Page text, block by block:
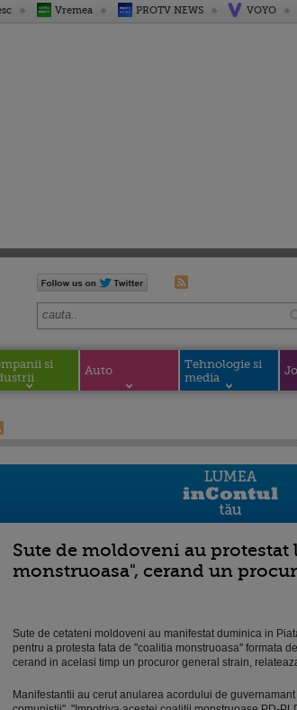
Vremea PROTV NEWS VOYO
si
Auto
Tehnologie si
media
Sute de moldoveni au
monstruoasa", cerand un
Sute de cetateni moldoveni au manifestat duminica in
pentru a protesta fata de "coalitia monstruoasa" formata
cerand in acelasi timp un procuror general strain,
Manifestantii au cerut anularea acordului de